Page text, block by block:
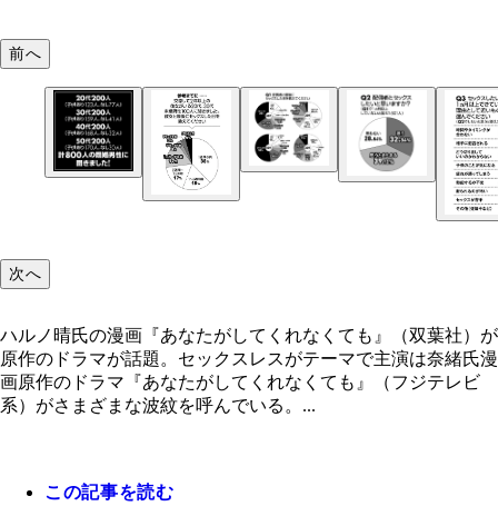
ハルノ晴氏の漫画『あなたがしてくれなくても』
前へ
次へ
ハルノ晴氏の漫画『あなたがしてくれなくても』（双葉社）が
原作のドラマが話題。セックスレスがテーマで主演は奈緒氏漫
画原作のドラマ『あなたがしてくれなくても』（フジテレビ
系）がさまざまな波紋を呼んでいる。...
この記事を読む